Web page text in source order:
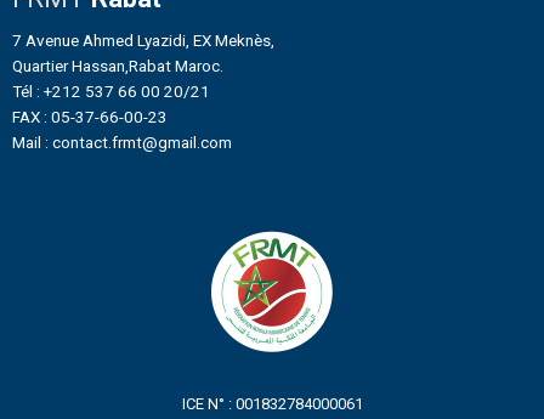
7 Avenue Ahmed Lyazidi, EX Meknès,
Quartier Hassan,Rabat Maroc.
Tél : +212 537 66 00 20/21
FAX : 05-37-66-00-23
Mail : contact.frmt@gmail.com
ICE N° : 001832784000061